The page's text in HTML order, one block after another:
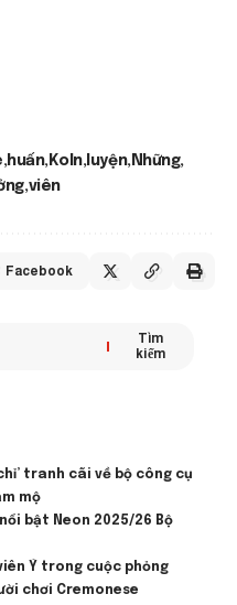
huấn Koln luyện Những
viên
Facebook
Tìm
kiếm
tranh cãi về bộ công cụ
mộ
bật Neon 2025/26 Bộ
Ý trong cuộc phỏng
chơi Cremonese